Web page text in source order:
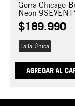
Gorra Chicago
Neon
STRETCH SNAP
$189.990
Talla Única
AGREGAR AL